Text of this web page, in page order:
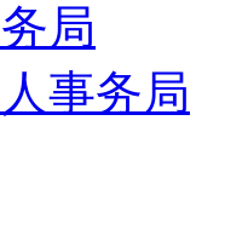
局
事务局